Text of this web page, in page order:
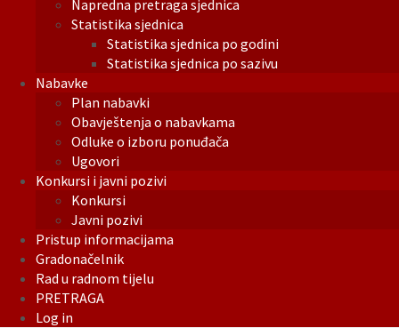
Napredna pretraga sjednica
Statistika sjednica
Statistika sjednica po godini
Statistika sjednica po sazivu
Nabavke
Plan nabavki
Obavještenja o nabavkama
Odluke o izboru ponuđača
Ugovori
Konkursi i javni pozivi
Konkursi
Javni pozivi
Pristup informacijama
Gradonačelnik
Rad u radnom tijelu
PRETRAGA
Log in